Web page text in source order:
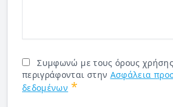
Συμφωνώ με τους όρους
περιγράφονται στην Ασφάλεια
δεδομένων *